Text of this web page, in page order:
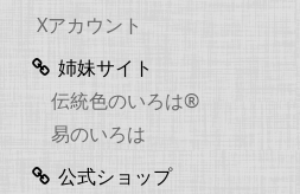
Xアカウント
姉妹サイト
伝統色のいろは®
易のいろは
公式ショップ